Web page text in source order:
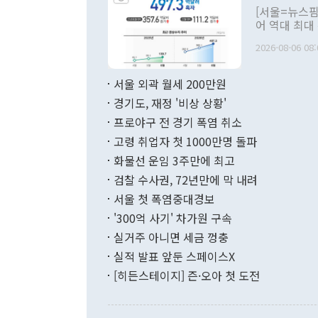
관의 대북
관 부처 장
관의 무리한
다. [정동영 통일부 장관이 지난달 23일 오후 서울 종로구 정부서울청사에
무너졌다고
함께 4자 대
"우리의 선
관은 업무
[서울=뉴스
어 역대 최
료=한국은행] 한국은행이 6일 발표한 '2026년 6월 국제수지(잠정)'
며 월간 기
196.9% 급
수출은
기록했지만
로 전환됐다.
는 배당수입
2026-08-06
서울 외곽 월세 200만원
경기도, 재정 '비상 상황'
프로야구 전 경기 폭염 취소
고령 취업자 첫 1000만명 돌파
화물선 운임 3주만에 최고
검찰 수사권, 72년만에 막 내려
서울 첫 폭염중대경보
'300억 사기' 차가원 구속
실거주 아니면 세금 껑충
실적 발표 앞둔 스페이스X
[히든스테이지] 즌·오아 첫 도전